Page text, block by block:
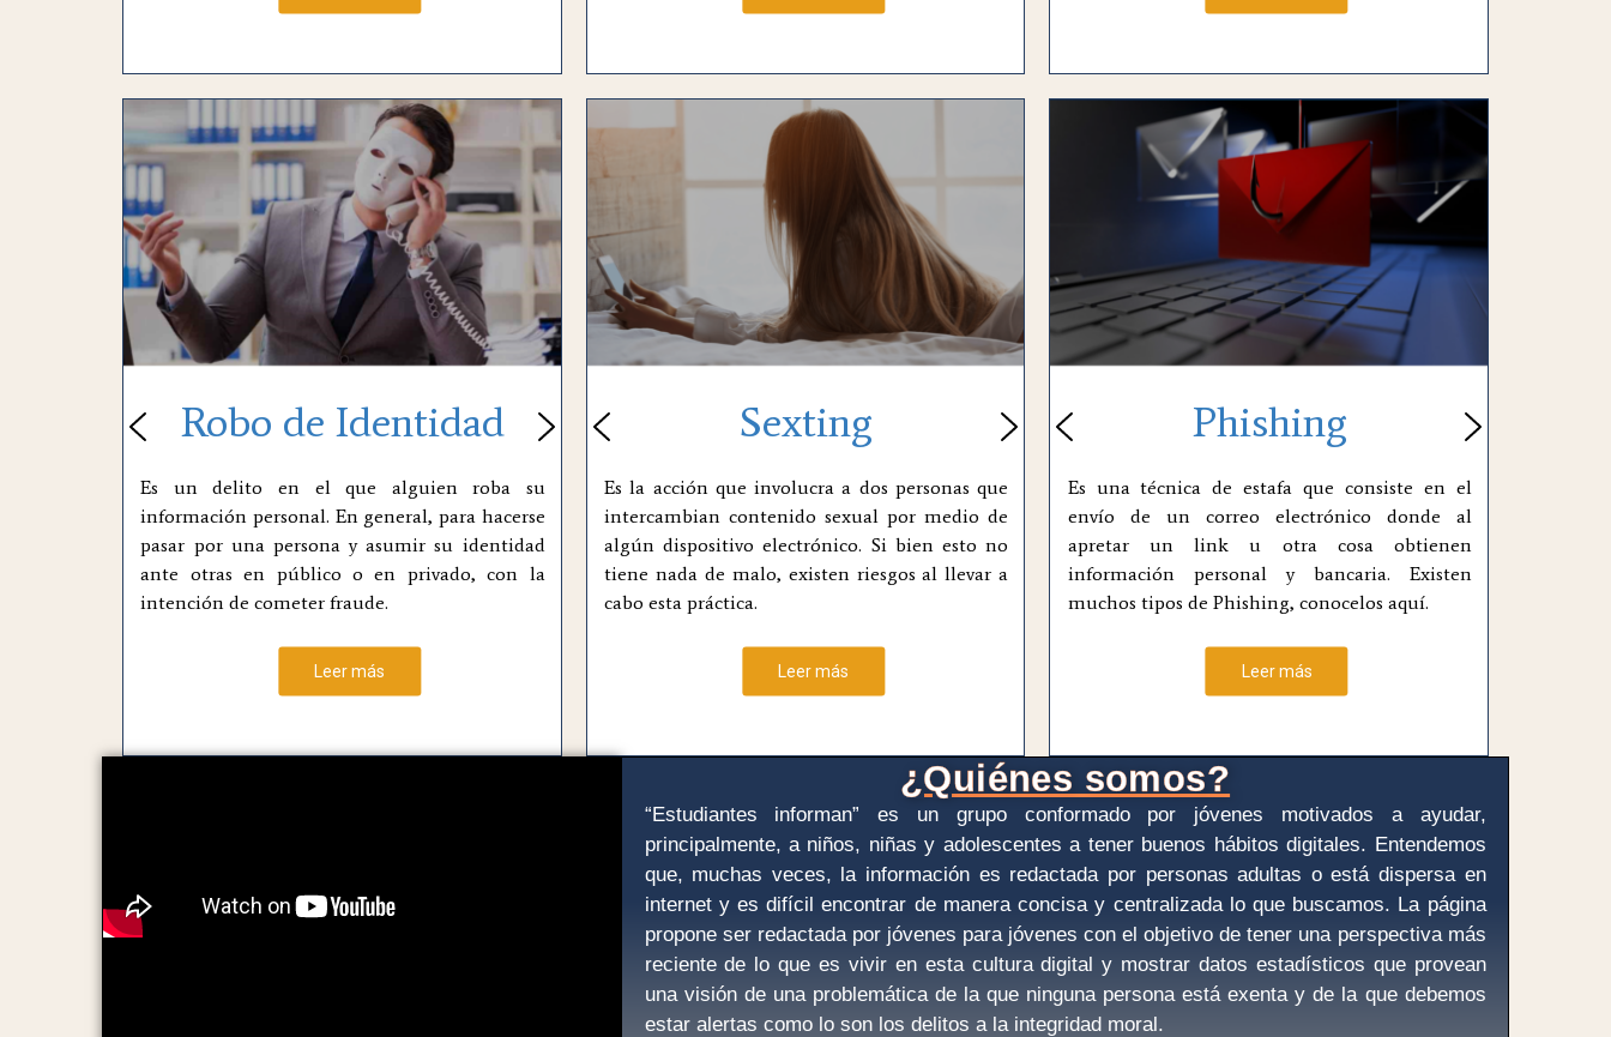
Robo de Identidad
Es un delito en el que alguien roba su
información personal. En general, para hacerse
pasar por una persona y asumir su identidad
ante otras en público o en privado, con la
intención de cometer fraude.
Leer más
Sexting
Es la acción que involucra a dos personas que
intercambian contenido sexual por medio de
algún dispositivo electrónico. Si bien esto no
tiene nada de malo, existen riesgos al llevar a
cabo esta práctica.
Leer más
Phishing
Es una técnica de estafa que consiste en el
envío de un correo electrónico donde al
apretar un link u otra cosa obtienen
información personal y bancaria. Existen
muchos tipos de Phishing, conocelos aquí.
Leer más
¿Quiénes somos?
“Estudiantes informan” es un grupo conformado por jóvenes motivados a ayudar,
principalmente, a niños, niñas y adolescentes a tener buenos hábitos digitales. Entendemos
que, muchas veces, la información es redactada por personas adultas o está dispersa en
internet y es difícil encontrar de manera concisa y centralizada lo que buscamos. La página
propone ser redactada por jóvenes para jóvenes con el objetivo de tener una perspectiva más
reciente de lo que es vivir en esta cultura digital y mostrar datos estadísticos que provean
una visión de una problemática de la que ninguna persona está exenta y de la que debemos
estar alertas como lo son los delitos a la integridad moral.